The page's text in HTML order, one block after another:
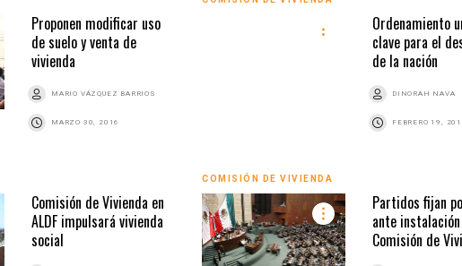
Proponen modificar uso
de suelo y venta de
vivienda
MARIO VÁZQUEZ BARRIOS
MARZO 30, 2016
Ordenamiento
clave para el
de la nación
DINORAH NAVA
FEBRERO 19,
Comisión de Vivienda en
ALDF impulsará vivienda
social
COMISIÓN DE VIVIENDA
Partidos fijan
ante
Comisión de